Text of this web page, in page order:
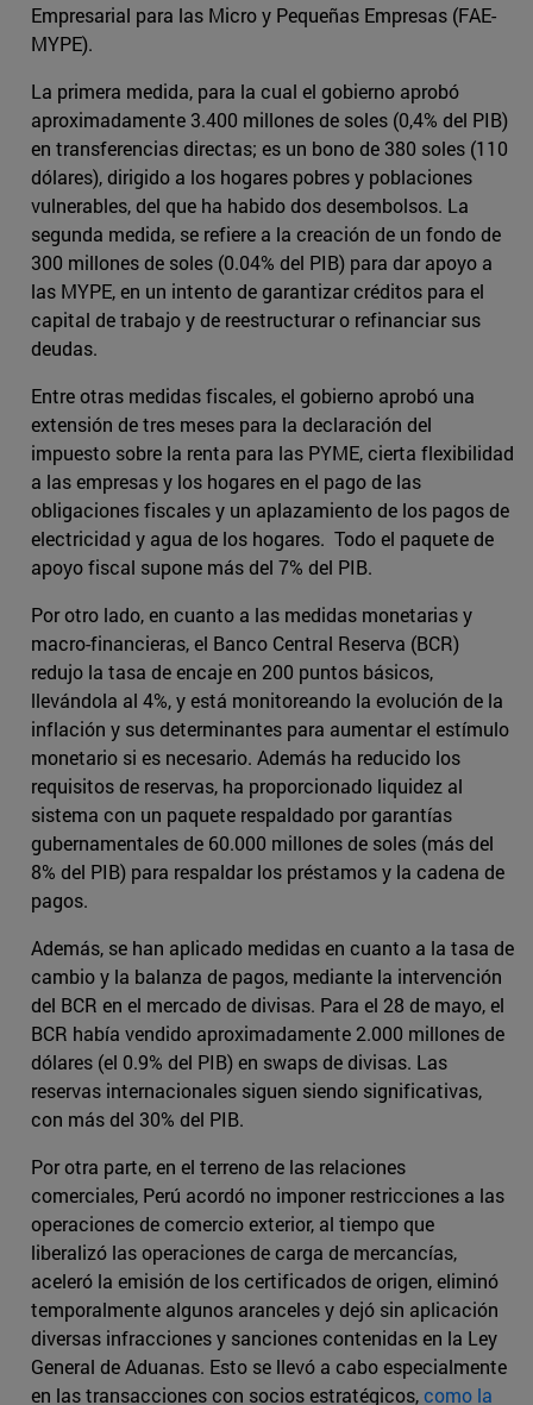
Empresarial para las Micro y Pequeñas Empresas (FAE-
MYPE).
La primera medida, para la cual el gobierno aprobó
aproximadamente 3.400 millones de soles (0,4% del PIB)
en transferencias directas; es un bono de 380 soles (110
dólares), dirigido a los hogares pobres y poblaciones
vulnerables, del que ha habido dos desembolsos. La
segunda medida, se refiere a la creación de un fondo de
300 millones de soles (0.04% del PIB) para dar apoyo a
las MYPE, en un intento de garantizar créditos para el
capital de trabajo y de reestructurar o refinanciar sus
deudas.
Entre otras medidas fiscales, el gobierno aprobó una
extensión de tres meses para la declaración del
impuesto sobre la renta para las PYME, cierta flexibilidad
a las empresas y los hogares en el pago de las
obligaciones fiscales y un aplazamiento de los pagos de
electricidad y agua de los hogares. Todo el paquete de
apoyo fiscal supone más del 7% del PIB.
Por otro lado, en cuanto a las medidas monetarias y
macro-financieras, el Banco Central Reserva (BCR)
redujo la tasa de encaje en 200 puntos básicos,
llevándola al 4%, y está monitoreando la evolución de la
inflación y sus determinantes para aumentar el estímulo
monetario si es necesario. Además ha reducido los
requisitos de reservas, ha proporcionado liquidez al
sistema con un paquete respaldado por garantías
gubernamentales de 60.000 millones de soles (más del
8% del PIB) para respaldar los préstamos y la cadena de
pagos.
Además, se han aplicado medidas en cuanto a la tasa de
cambio y la balanza de pagos, mediante la intervención
del BCR en el mercado de divisas. Para el 28 de mayo, el
BCR había vendido aproximadamente 2.000 millones de
dólares (el 0.9% del PIB) en swaps de divisas. Las
reservas internacionales siguen siendo significativas,
con más del 30% del PIB.
Por otra parte, en el terreno de las relaciones
comerciales, Perú acordó no imponer restricciones a las
operaciones de comercio exterior, al tiempo que
liberalizó las operaciones de carga de mercancías,
aceleró la emisión de los certificados de origen, eliminó
temporalmente algunos aranceles y dejó sin aplicación
diversas infracciones y sanciones contenidas en la Ley
General de Aduanas. Esto se llevó a cabo especialmente
en las transacciones con socios estratégicos,como la